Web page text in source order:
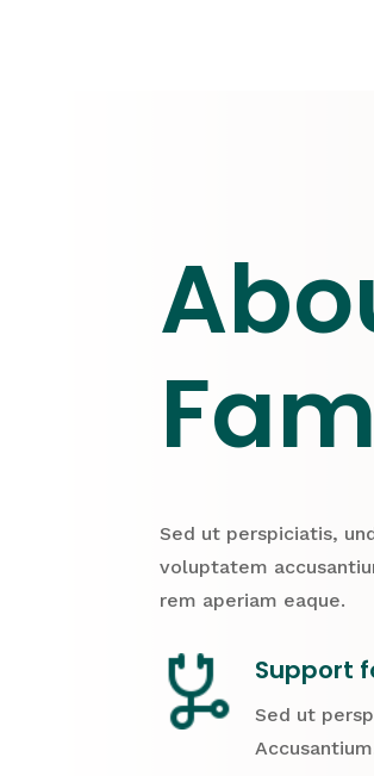
Sed ut perspiciatis,
voluptatem
rem aperiam eaque.
Support
Sed ut